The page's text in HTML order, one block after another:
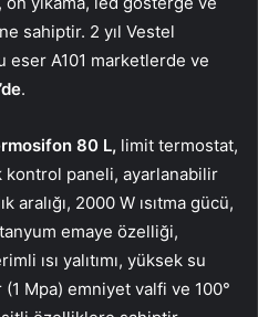
sahiptir. 2 yıl Vestel
eser A101 marketlerde ve
.
80 L, limit termostat,
paneli, ayarlanabilir
aralığı, 2000 W ısıtma gücü,
emaye özelliği,
ısı yalıtımı, yüksek su
(1 Mpa) emniyet valfi ve 100°